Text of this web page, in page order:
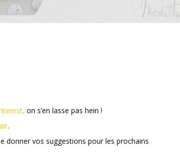
on s’en lasse pas hein !
.
donner vos suggestions pour les prochains